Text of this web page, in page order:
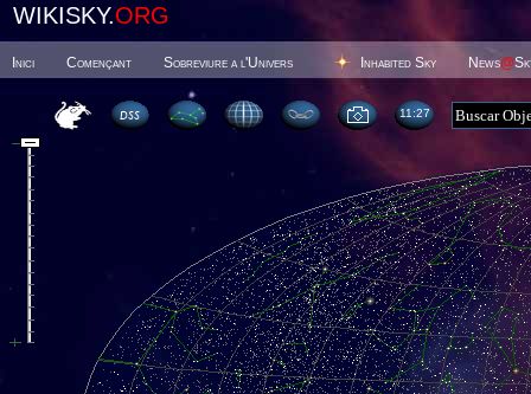
WIKISKY.ORG
Inici Començant Sobreviure a l'Univers Inhabited Sky News@
11 27